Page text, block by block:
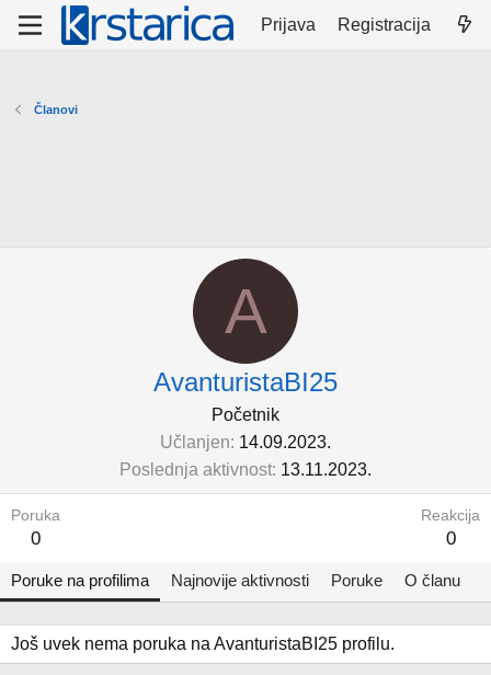
Prijava Registracija
Članovi
A
AvanturistaBI25
Početnik
Učlanjen 14.09.2023.
Poslednja aktivnost 13.11.2023.
Poruka
0
Reakcija
0
Poruke na profilima Najnovije aktivnosti Poruke O članu
Još uvek nema poruka na AvanturistaBI25 profilu.